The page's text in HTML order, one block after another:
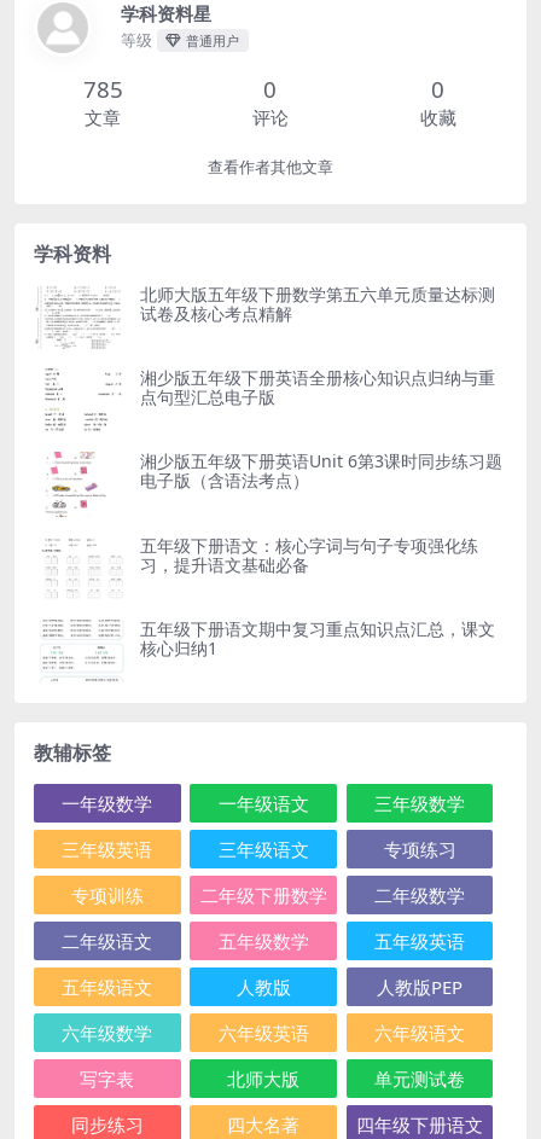
学科资料星
等级 普通用户
785
文章
0
评论
0
收藏
查看作者其他文章
学科资料
北师大版五年级下册数学第五六单元质量达标测
试卷及核心考点精解
湘少版五年级下册英语全册核心知识点归纳与重
点句型汇总电子版
湘少版五年级下册英语Unit 6第3课时同步练习题
电子版（含语法考点）
五年级下册语文：核心字词与句子专项强化练
习，提升语文基础必备
五年级下册语文期中复习重点知识点汇总，课文
核心归纳1
教辅标签
一年级数学 一年级语文
三年级数学
三年级英语
三年级语文
专项练习
专项训练
二年级下册数学
二年级数学
二年级语文
五年级数学
五年级英语
五年级语文
人教版
人教版PEP
六年级数学
六年级英语
六年级语文
写字表
北师大版
单元测试卷
同步练习
四大名著 四年级下册语文